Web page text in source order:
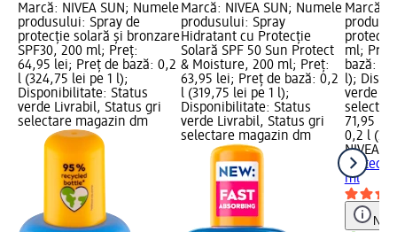
Marcă: NIVEA SUN; Numele
produsului: Spray de
protecție solară și bronzare
SPF30, 200 ml; Preț:
64,95 lei; Preț de bază: 0,2
l (324,75 lei pe 1 l);
Disponibilitate: Status
verde Livrabil, Status gri
selectare magazin dm
Marcă: NIVEA SUN; Numele
produsului: Spray
Hidratant cu Protecție
Solară SPF 50 Sun Protect
& Moisture, 200 ml; Preț:
63,95 lei; Preț de bază: 0,2
l (319,75 lei pe 1 l);
Disponibilitate: Status
verde Livrabil, Status gri
selectare magazin dm
Marcă:
ml;
bază:
l);
verde
71,95 lei
0,2 l
NIVEA
ml
Notă